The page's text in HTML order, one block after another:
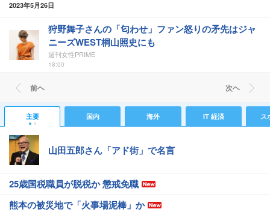
2023年5月26日
狩野舞子さんの「匂わせ」ファン怒りの矛先はジャ
ニーズWEST桐山照史にも
週刊女性PRIME
18:00
前ヘ 次ヘ
主要 国内 海外 IT 経済 ス
山田五郎さん「アド街」で名言
25歳国税職員が脱税か 懲戒免職
熊本の被災地で「火事場泥棒」か